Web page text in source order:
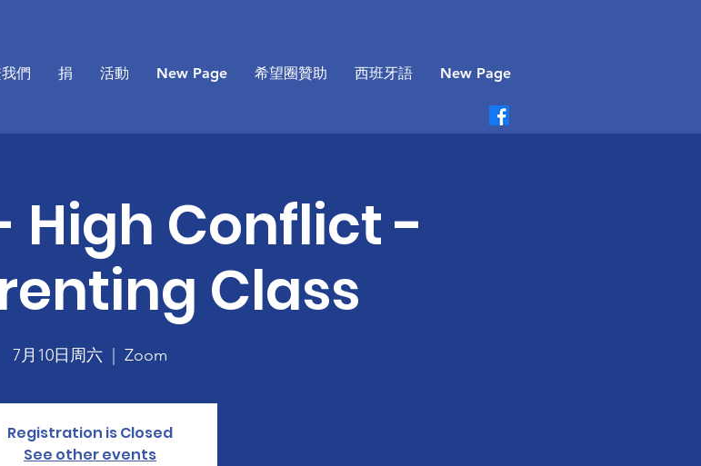
們 捐 活動 New Page 希望圈贊助 西班牙語 New Page
High Conflict -
Class
7月10日周六 Zoom
Registration is Closed
See other events